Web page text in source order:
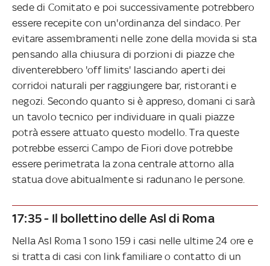
sede di Comitato e poi successivamente potrebbero
essere recepite con un'ordinanza del sindaco. Per
evitare assembramenti nelle zone della movida si sta
pensando alla chiusura di porzioni di piazze che
diventerebbero 'off limits' lasciando aperti dei
corridoi naturali per raggiungere bar, ristoranti e
negozi. Secondo quanto si è appreso, domani ci sarà
un tavolo tecnico per individuare in quali piazze
potrà essere attuato questo modello. Tra queste
potrebbe esserci Campo de Fiori dove potrebbe
essere perimetrata la zona centrale attorno alla
statua dove abitualmente si radunano le persone.
17:35 - Il bollettino delle Asl di Roma
Nella Asl Roma 1 sono 159 i casi nelle ultime 24 ore e
si tratta di casi con link familiare o contatto di un